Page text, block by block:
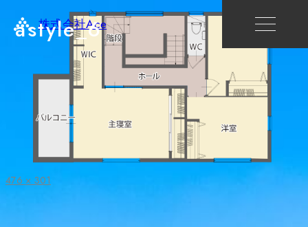
株式会社Ace
astyle_6
フ
476 × 301